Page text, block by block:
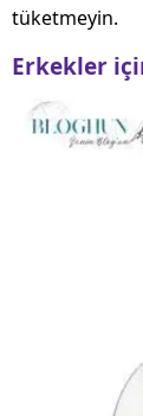
tüketmeyin.
Erkekler